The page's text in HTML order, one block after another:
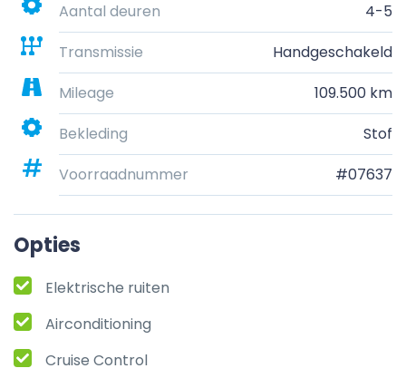
Aantal deuren
4-5
Transmissie
Handgeschakeld
Mileage
109.500 km
Bekleding
Stof
Voorraadnummer
#07637
Opties
Elektrische ruiten
Airconditioning
Cruise Control